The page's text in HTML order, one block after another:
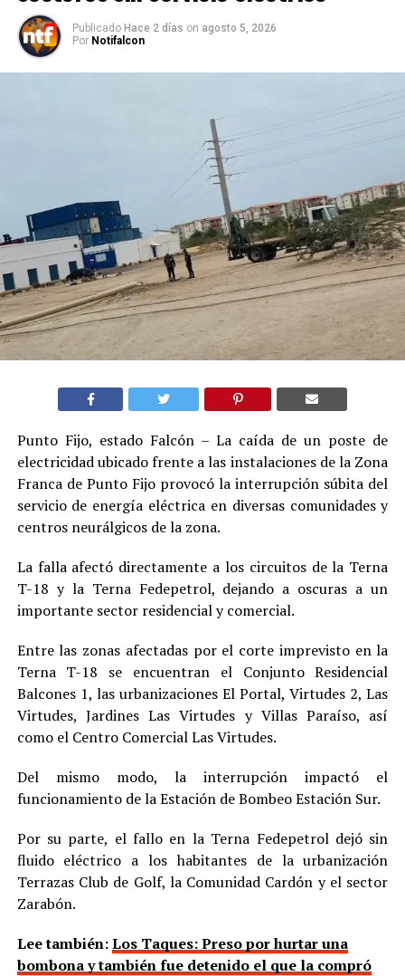
Publicado Hace 2 días on agosto 5, 2026
Por Notifalcon
Punto Fijo, estado Falcón – La caída de un poste de
electricidad ubicado frente a las instalaciones de la Zona
Franca de Punto Fijo provocó la interrupción súbita del
servicio de energía eléctrica en diversas comunidades y
centros neurálgicos de la zona.
La falla afectó directamente a los circuitos de la Terna
T-18 y la Terna Fedepetrol, dejando a oscuras a un
importante sector residencial y comercial.
Entre las zonas afectadas por el corte imprevisto en la
Terna T-18 se encuentran el Conjunto Residencial
Balcones 1, las urbanizaciones El Portal, Virtudes 2, Las
Virtudes, Jardines Las Virtudes y Villas Paraíso, así
como el Centro Comercial Las Virtudes.
Del mismo modo, la interrupción impactó el
funcionamiento de la Estación de Bombeo Estación Sur.
Por su parte, el fallo en la Terna Fedepetrol dejó sin
fluido eléctrico a los habitantes de la urbanización
Terrazas Club de Golf, la Comunidad Cardón y el sector
Zarabón.
Lee también:Los Taques: Preso por hurtar una
bombona y también fue detenido el que la compró